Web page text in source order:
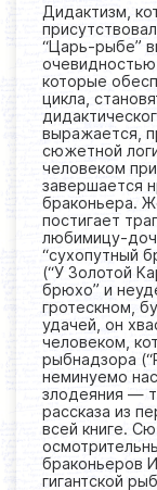
Дидактизм,
“Царь-рыбе”
которые
цикла,
выражается,
сюжетной
человеком
завершается
браконьера.
постигает
любимицу-
“сухопутный
(“У Золотой
брюхо” и
гротескном,
удачей, он
человеком,
рыбнадзора
неминуемо
злодеяния —
рассказа из
всей книге.
браконьеров
гигантской